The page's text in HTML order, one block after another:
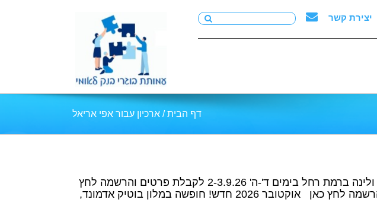
יצירת קשר
דף הבית/ ארכיון עבור אפי אריאל
טיולים ונופשים בארץ לחברי עמותת בוגרי לאומי ספטמבר 2026 טיול סליחות ולינה ברמת רחל בימים ד'-ה' 2-3.9.26 לקבלת פרטים והרשמה לחץ
כאן חדש! חופשה במלון וורט ים המלח בימים א'-ד' 6-9.9.26 לקבלת פרטים והרשמה לחץ כאן אוקטובר 2026 חדש! חופשה במלון בוטיק אדמונד,